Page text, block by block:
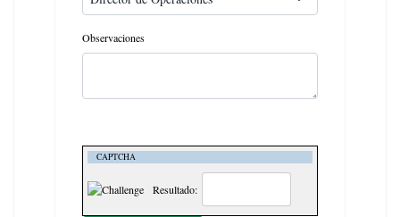
Observaciones
CAPTCHA
Resultado: